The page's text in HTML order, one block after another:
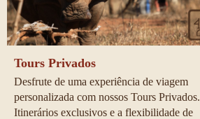
Tours Privados
Desfrute de uma experiência de viagem
personalizada com nossos Tours Privados.
Itinerários exclusivos e a flexibilidade de